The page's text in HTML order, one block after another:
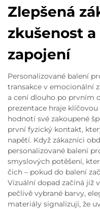
Zlepšená
zkušenost
zapojení
Personalizované balení
transakce v emocionální
a cení dlouho po prvním
prezentace hraje
hodnotí své zakoupené
první fyzický kontakt,
napětí. Když zákazníci
personalizované balení
smyslových potěšení,
čich – pokud do balení
Vizuální dopad začíná již
pečlivě vybrané barvy,
materiály signalizují, že